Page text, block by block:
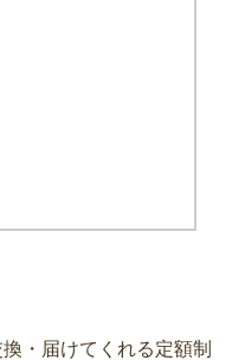
・届けてくれる定額制